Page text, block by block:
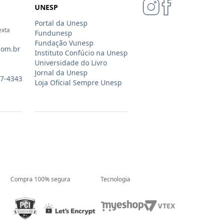
4343
UNESP
Portal da Unesp
Fundunesp
Fundação Vunesp
Instituto Confúcio na Unesp
Universidade do Livro
Jornal da Unesp
Loja Oficial Sempre Unesp
Compra 100% segura Tecnologia